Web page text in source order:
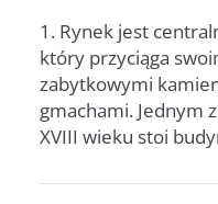
1. Rynek jest
który przyciąga
zabytkowymi
gmachami. Jednym
XVIII wieku stoi